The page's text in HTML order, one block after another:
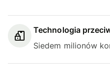
Technologia
Siedem milionów